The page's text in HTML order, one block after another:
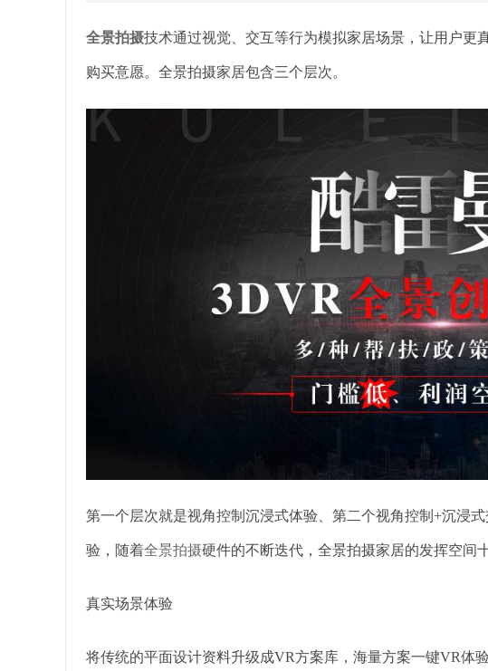
全景拍摄技术通过视觉、交互等行为模拟家居场景，让用户更
购买意愿。全景拍摄家居包含三个层次。
第一个层次就是视角控制沉浸式体验、第二个视角控制+沉浸
验，随着全景拍摄硬件的不断迭代，全景拍摄家居的发挥空间
真实场景体验
将传统的平面设计资料升级成VR方案库，海量方案一键VR体